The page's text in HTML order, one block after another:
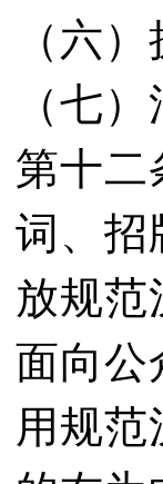
（六
（七
第十
词、招
放规范
面向公
用规